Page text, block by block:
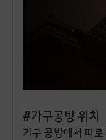
#가구공방 위치
가구 공방에서 따